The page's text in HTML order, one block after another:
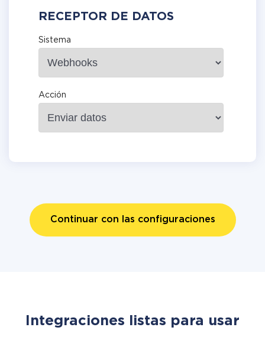
RECEPTOR DE DATOS
Sistema
Acción
Continuar con las configuraciones
Integraciones listas para usar